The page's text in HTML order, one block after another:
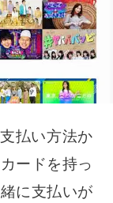
払い方法か
ードを持っ
に支払いが